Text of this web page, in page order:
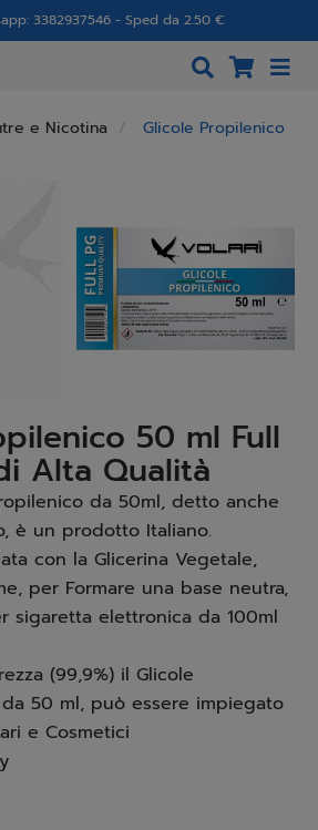
3382937546 - Sped da 2.50 €
e Nicotina Glicole Propilenico
50 ml Full
Alta Qualità
da 50ml, detto anche
è un prodotto Italiano.
con la Glicerina Vegetale,
per Formare una base neutra,
sigaretta elettronica da 100ml
(99,9%) il Glicole
50 ml, può essere impiegato
e Cosmetici